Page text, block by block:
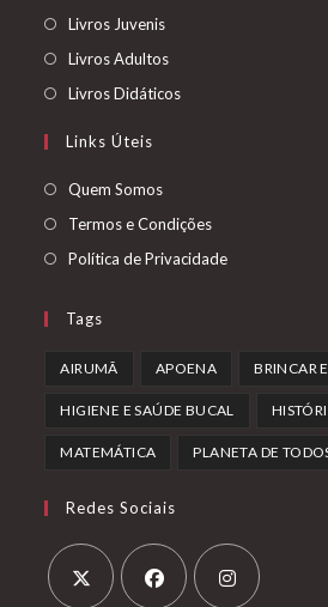
Livros Juvenis
Livros Adultos
Livros Didáticos
Links Úteis
Quem Somos
Termos e Condições
Política de Privacidade
Tags
AIRUMÃ APOENA BRINCAR
HIGIENE E SAÚDE BUCAL
MATEMÁTICA PLANETA DE
Redes Sociais